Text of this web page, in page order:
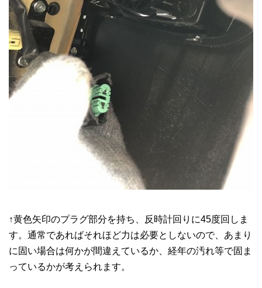
↑黄色矢印のプラグ部分を持ち、反時計回りに45度回しま
す。通常であればそれほど力は必要としないので、あまり
に固い場合は何かが間違えているか、経年の汚れ等で固ま
っているかが考えられます。